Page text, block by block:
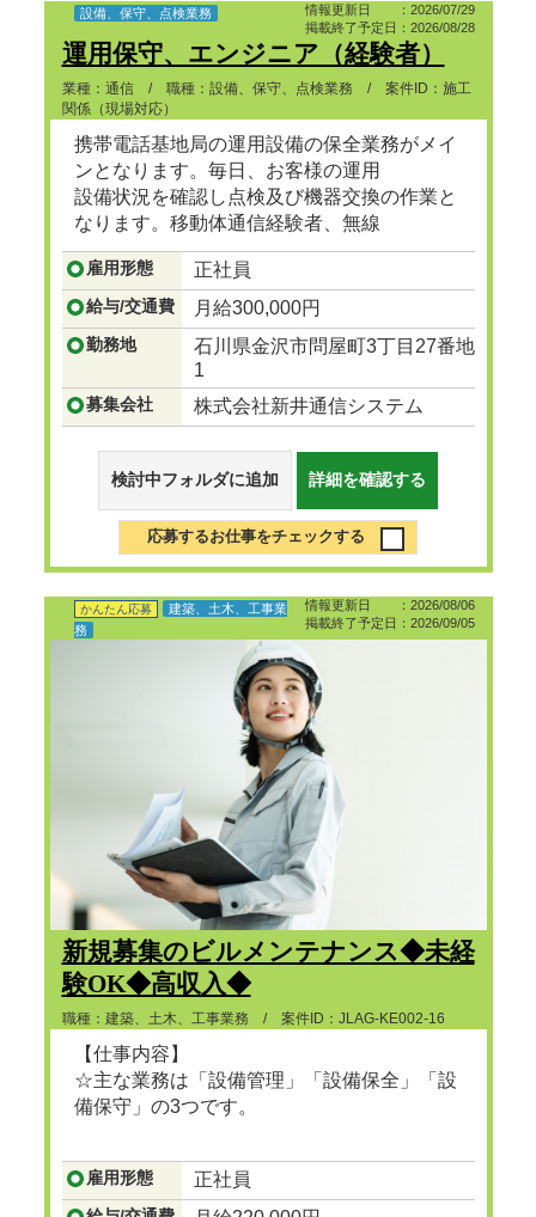
情報更新日 ：2026/07/29
掲載終了予定日：2026/08/28
設備、保守、点検業務
運用保守、エンジニア（経験者）
業種：通信 / 職種：設備、保守、点検業務 / 案件ID：施工
関係（現場対応）
携帯電話基地局の運用設備の保全業務がメイ
ンとなります。毎日、お客様の運用
設備状況を確認し点検及び機器交換の作業と
なります。移動体通信経験者、無線
設備等取扱い経験者大歓迎です。
...つづきを見る
雇用形態 正社員
給与/交通費 月給300,000円
勤務地
石川県金沢市問屋町3丁目27番地
1
募集会社 株式会社新井通信システム
検討中フォルダに追加 詳細を確認する
応募するお仕事をチェックする
情報更新日 ：2026/08/06
掲載終了予定日：2026/09/05
かんたん応募
建築、土木、工事業
務
新規募集のビルメンテナンス◆未経
験OK◆高収入◆
職種：建築、土木、工事業務 / 案件ID：JLAG-KE002-16
【仕事内容】
☆主な業務は「設備管理」「設備保全」「設
備保守」の3つです。
...つづきを見る
雇用形態 正社員